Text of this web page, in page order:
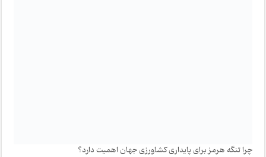
چرا تنگه هرمز برای پایداری کشاورزی جهان اهمیت دارد؟